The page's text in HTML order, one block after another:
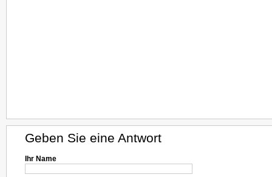
Geben Sie eine Antwort
Ihr Name